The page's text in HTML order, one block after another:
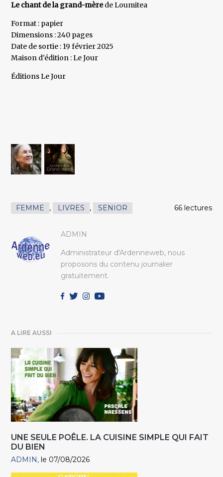
Le chant de la grand-mèrede Loumitea
Format : papier
Dimensions : 240 pages
Date de sortie : 19 février 2025
Maison d'édition : Le Jour
Éditions Le Jour
FEMME , LIVRES , SENIOR 66 lectures
ADMIN
Administrateur d'Ardenneweb, nous
proposons du contenu journalier
gratuitement.
A LIRE AUSSI
UNE SEULE POÊLE. LA CUISINE SIMPLE QUI FAIT
DU BIEN
ADMIN le 07/08/2026